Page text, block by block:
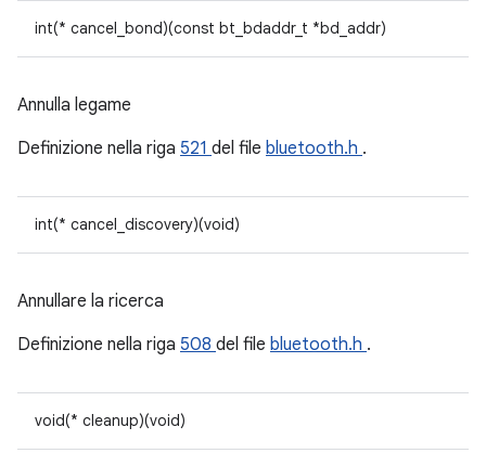
int(* cancel_bond)(const bt_bdaddr_t *bd_addr)
Annulla legame
Definizione nella riga 521 del file bluetooth.h .
int(* cancel_discovery)(void)
Annullare la ricerca
Definizione nella riga 508 del file bluetooth.h .
void(* cleanup)(void)